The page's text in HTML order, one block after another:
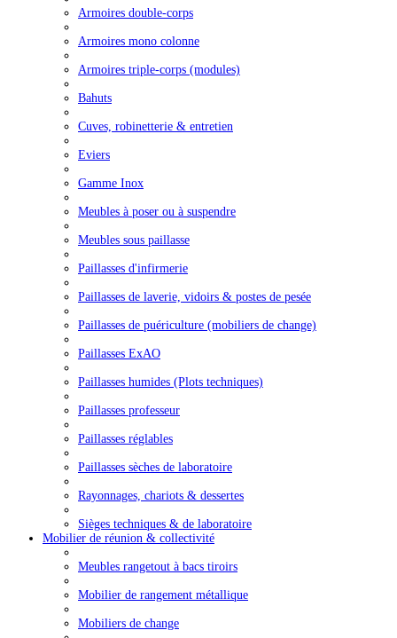
Armoires double-corps
Armoires mono colonne
Armoires triple-corps (modules)
Bahuts
Cuves, robinetterie & entretien
Eviers
Gamme Inox
Meubles à poser ou à suspendre
Meubles sous paillasse
Paillasses d'infirmerie
Paillasses de laverie, vidoirs & postes de pesée
Paillasses de puériculture (mobiliers de change)
Paillasses ExAO
Paillasses humides (Plots techniques)
Paillasses professeur
Paillasses réglables
Paillasses sèches de laboratoire
Rayonnages, chariots & dessertes
Sièges techniques & de laboratoire
Mobilier de réunion & collectivité
Meubles rangetout à bacs tiroirs
Mobilier de rangement métallique
Mobiliers de change